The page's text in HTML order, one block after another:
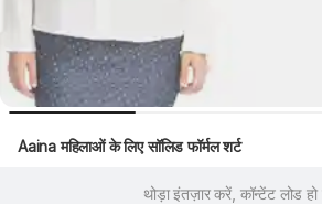
Aaina महिलाओं के लिए सॉलिड फॉर्मल शर्ट
थोड़ा इंतज़ार करें, कॉन्टेंट लोड हो